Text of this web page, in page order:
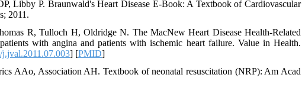
Libby P. Braunwald's Heart Disease E-Book: A Textbook of Cardiovascular
2011.
R, Tulloch H, Oldridge N. The MacNew Heart Disease Health-Related
with angina and patients with ischemic heart failure. Value in Health.
] [PMID]
AAo, Association AH. Textbook of neonatal resuscitation (NRP): Am Acad